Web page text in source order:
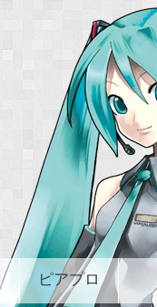
ピアプロ